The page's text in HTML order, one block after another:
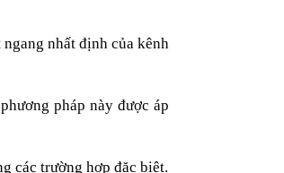
nhất định của kênh
pháp này được áp
các trường hợp đặc biệt.